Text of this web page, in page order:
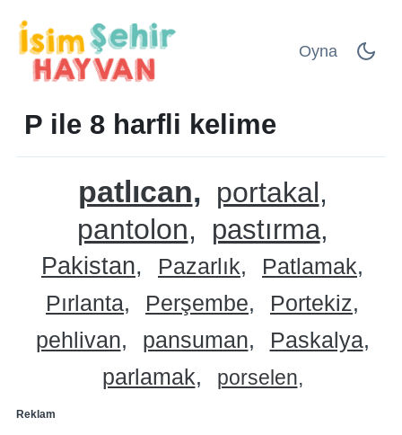
Oyna
P ile 8 harfli kelime
patlıcan
portakal
pantolon
pastırma
Pakistan Pazarlık
Patlamak
Pırlanta
Perşembe
Portekiz
pehlivan
pansuman
Paskalya
parlamak
porselen
Reklam